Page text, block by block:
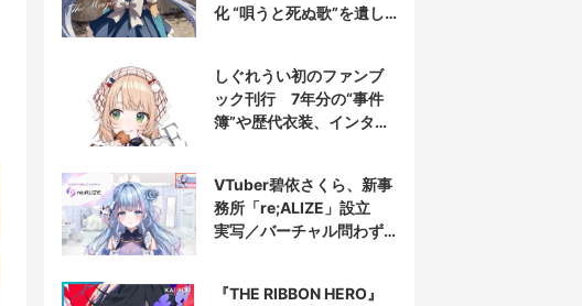
化 “唄うと死ぬ歌”を遺し
しぐれうい初のファンブ
ック刊行 7年分の“事件
簿”や歴代衣装、インタビ
VTuber碧依さくら、新事
務所「re;ALIZE」設立
実写／バーチャル問わず
『THE RIBBON HERO』